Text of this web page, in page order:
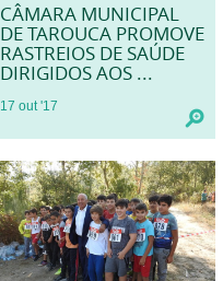
CÂMARA MUNICIPAL
DE TAROUCA PROMOVE
RASTREIOS DE SAÚDE
DIRIGIDOS AOS ...
17 out '17